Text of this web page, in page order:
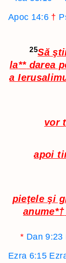
Apoc 14:6 †
25Să
la**darea
a
vor
apoi
pieţele şi
anume*†
* Dan 9:23
Ezra 6:15